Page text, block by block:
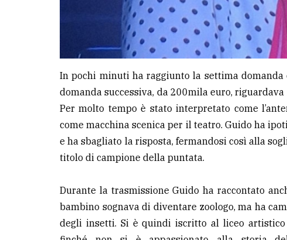
In pochi minuti ha raggiunto la settima
domanda successiva, da 200mila euro,
Per molto tempo è stato interpretato come
come macchina scenica per il teatro. Guido ha
e ha sbagliato la risposta, fermandosi così alla
titolo di campione della puntata.
Durante la trasmissione Guido ha raccontato
bambino sognava di diventare zoologo, ma ha
degli insetti. Si è quindi iscritto al liceo